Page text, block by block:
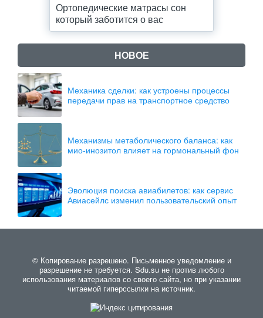
Ортопедические матрасы сон
который заботится о вас
НОВОЕ
Механика сделки: как устроены процессы
передачи прав на транспортное средство
Механизмы метаболического баланса: как
мио-инозитол влияет на гормональный фон
Эволюция поиска авиабилетов: как сервис
Авиасейлс изменил пользовательский опыт
© Копирование разрешено. Письменное уведомление и
разрешение не требуется. Sdu.su не против любого
использования материалов со своего сайта, но при указании
читаемой гиперссылки на источник.